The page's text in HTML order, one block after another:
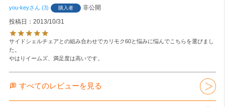
you-key 3 購入者
非公開
投稿日
2013/10/31
サイドシェルチェアとの組み合わせでカリモク60と悩みに悩んでこちらを選びまし
た。
やはりイームズ、満足度は高いです。
すべてのレビューを見る